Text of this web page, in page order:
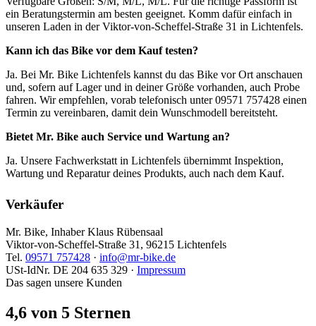
ein Beratungstermin am besten geeignet. Komm dafür einfach in
unseren Laden in der Viktor-von-Scheffel-Straße 31 in Lichtenfels.
Kann ich das Bike vor dem Kauf testen?
Ja. Bei Mr. Bike Lichtenfels kannst du das Bike vor Ort anschauen
und, sofern auf Lager und in deiner Größe vorhanden, auch Probe
fahren. Wir empfehlen, vorab telefonisch unter 09571 757428 einen
Termin zu vereinbaren, damit dein Wunschmodell bereitsteht.
Bietet Mr. Bike auch Service und Wartung an?
Ja. Unsere Fachwerkstatt in Lichtenfels übernimmt Inspektion,
Wartung und Reparatur deines Produkts, auch nach dem Kauf.
Verkäufer
Mr. Bike, Inhaber Klaus Rübensaal
Viktor-von-Scheffel-Straße 31, 96215 Lichtenfels
Tel. 09571 757428 · info@mr-bike.de
USt-IdNr. DE 204 635 329 · Impressum
Das sagen unsere Kunden
4,6 von 5 Sternen